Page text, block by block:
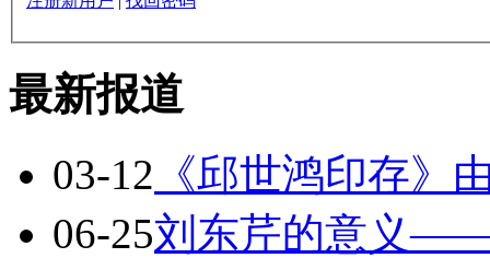
最新报道
03-12 《邱世鸿印存》
06-25刘东芹的意义